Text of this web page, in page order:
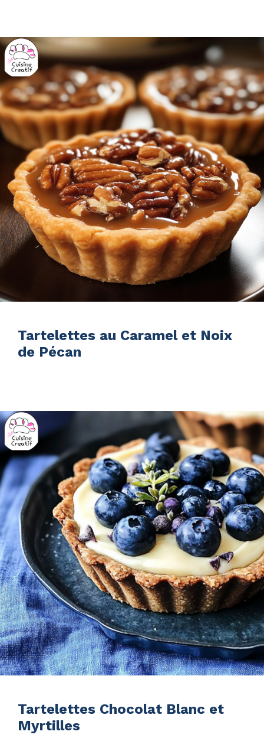
Tartelettes au Caramel et Noix
de Pécan
Tartelettes Chocolat Blanc et
Myrtilles